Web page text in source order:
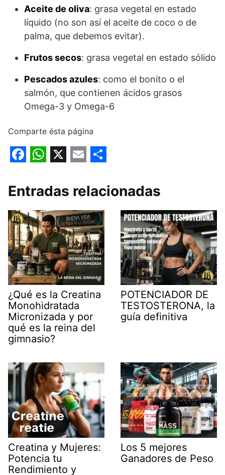
Aceite de oliva: grasa vegetal en estado
líquido (no son así el aceite de coco o de
palma, que debemos evitar).
Frutos secos: grasa vegetal en estado sólido
Pescados azules: como el bonito o el
salmón, que contienen ácidos grasos
Omega-3 y Omega-6
Comparte ésta página
a
c
e
b
o
o
k
h
a
t
s
A
p
p
m
a
i
l
h
a
r
e
Entradas relacionadas
¿Qué es la Creatina
Monohidratada
Micronizada y por
qué es la reina del
gimnasio?
POTENCIADOR DE
TESTOSTERONA, la
guía definitiva
Creatina y Mujeres:
Potencia tu
Rendimiento y
Los 5 mejores
Ganadores de Peso